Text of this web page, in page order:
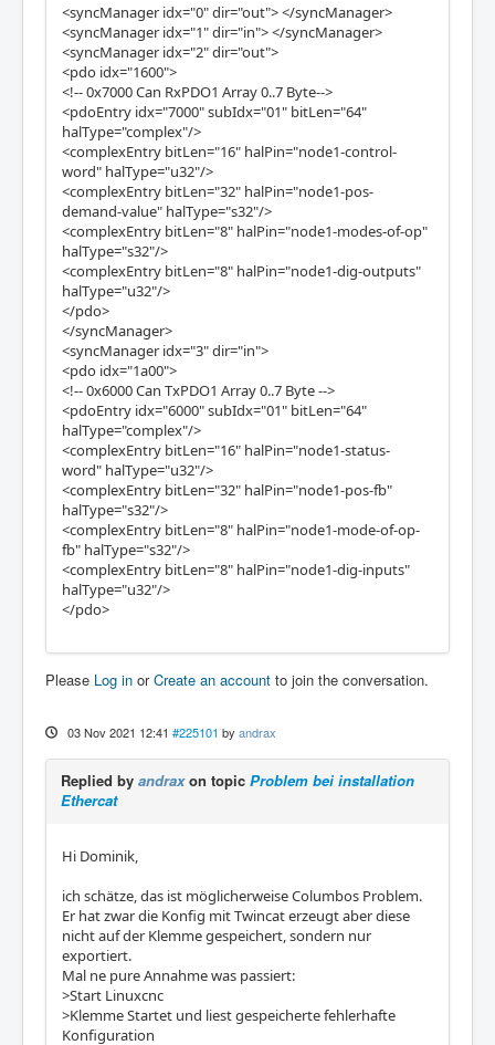
<syncManager idx="0" dir="out"> </syncManager>
<syncManager idx="1" dir="in"> </syncManager>
<syncManager idx="2" dir="out">
<pdo idx="1600">
<!-- 0x7000 Can RxPDO1 Array 0..7 Byte-->
<pdoEntry idx="7000" subIdx="01" bitLen="64"
halType="complex"/>
<complexEntry bitLen="16" halPin="node1-control-
word" halType="u32"/>
<complexEntry bitLen="32" halPin="node1-pos-
demand-value" halType="s32"/>
<complexEntry bitLen="8" halPin="node1-modes-of-op"
halType="s32"/>
<complexEntry bitLen="8" halPin="node1-dig-outputs"
halType="u32"/>
</pdo>
</syncManager>
<syncManager idx="3" dir="in">
<pdo idx="1a00">
<!-- 0x6000 Can TxPDO1 Array 0..7 Byte -->
<pdoEntry idx="6000" subIdx="01" bitLen="64"
halType="complex"/>
<complexEntry bitLen="16" halPin="node1-status-
word" halType="u32"/>
<complexEntry bitLen="32" halPin="node1-pos-fb"
halType="s32"/>
<complexEntry bitLen="8" halPin="node1-mode-of-op-
fb" halType="s32"/>
<complexEntry bitLen="8" halPin="node1-dig-inputs"
halType="u32"/>
</pdo>
Please Log in orCreate an account to join the conversation.
03 Nov 2021 12:41 #225101 by andrax
Replied by andraxon topic Problem bei installation
Ethercat
Hi Dominik,
ich schätze, das ist möglicherweise Columbos Problem.
Er hat zwar die Konfig mit Twincat erzeugt aber diese
nicht auf der Klemme gespeichert, sondern nur
exportiert.
Mal ne pure Annahme was passiert:
>Start Linuxcnc
>Klemme Startet und liest gespeicherte fehlerhafte
Konfiguration